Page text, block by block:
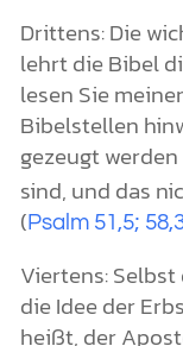
Drittens: Die
lehrt die Bibel
lesen Sie
Bibelstellen
gezeugt
sind, und das
( Psalm 51,5;
Viertens:
die Idee der
heißt, der